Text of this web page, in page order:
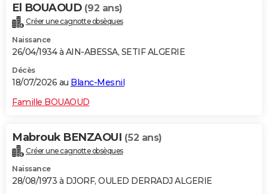
El BOUAOUD (92 ans)
Créer une cagnotte obsèques
Naissance
26/04/1934 à AIN-ABESSA, SETIF ALGERIE
Décès
18/07/2026 au Blanc-Mesnil
Famille BOUAOUD
Mabrouk BENZAOUI (52 ans)
Créer une cagnotte obsèques
Naissance
28/08/1973 à DJORF, OULED DERRADJ ALGERIE